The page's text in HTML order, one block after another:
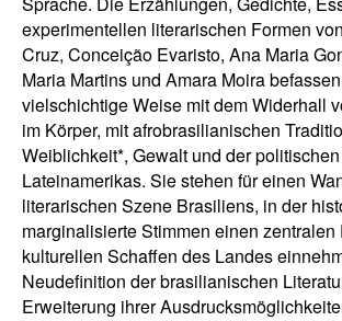
experimentellen literarischen Formen
Cruz, Conceição Evaristo, Ana Maria
Maria Martins und Amara Moira
vielschichtige Weise mit dem Widerhall
im Körper, mit afrobrasilianischen
Weiblichkeit*, Gewalt und der
Lateinamerikas. Sie stehen für einen
literarischen Szene Brasiliens, in der
marginalisierte Stimmen einen zentralen
kulturellen Schaffen des Landes
Neudefinition der brasilianischen
Erweiterung ihrer